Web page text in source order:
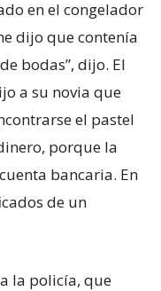
en el congelador
dijo que contenía
bodas”, dijo. El
a su novia que
el pastel
porque la
bancaria. En
de un
la policía, que